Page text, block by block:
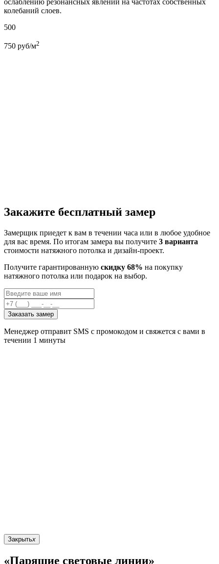
колебаний слоев.
500
750 руб/м2
Закажите бесплатный замер
Замерщик приедет к вам в течении часа или в любое удобное
для вас время. По итогам замера вы получите 3 варианта
стоимости натяжного потолка и дизайн-проект.
Получите гарантированную скидку 68% на покупку
натяжного потолка или подарок на выбор.
Заказать замер
Менеджер отправит SMS с промокодом и свяжется с вами в
течении 1 минуты
Закрытьx
«Парящие световые линии»